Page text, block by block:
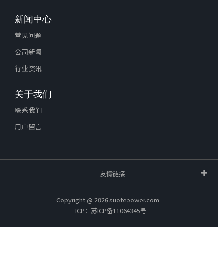
新闻中心
常见问题
公司新闻
行业资讯
关于我们
联系我们
用户留言
友情链接
Copyright @ 2026 suotepower.com
ICP：苏ICP备11064345号